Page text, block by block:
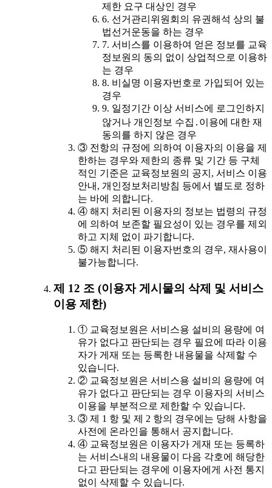
제한 요구 대상인 경우
6. 선거관리위원회의 유권해석 상의 불
법선거운동을 하는 경우
7. 서비스를 이용하여 얻은 정보를 교육
정보원의 동의 없이 상업적으로 이용하
는 경우
8. 비실명 이용자번호로 가입되어 있는
경우
9. 일정기간 이상 서비스에 로그인하지
않거나 개인정보 수집․이용에 대한 재
동의를 하지 않은 경우
③ 전항의 규정에 의하여 이용자의 이용을 제
한하는 경우와 제한의 종류 및 기간 등 구체
적인 기준은 교육정보원의 공지, 서비스 이용
안내, 개인정보처리방침 등에서 별도로 정하
는 바에 의합니다.
④ 해지 처리된 이용자의 정보는 법령의 규정
에 의하여 보존할 필요성이 있는 경우를 제외
하고 지체 없이 파기합니다.
⑤ 해지 처리된 이용자번호의 경우, 재사용이
불가능합니다.
제 12 조 (이용자 게시물의 삭제 및 서비스
이용 제한)
① 교육정보원은 서비스용 설비의 용량에 여
유가 없다고 판단되는 경우 필요에 따라 이용
자가 게재 또는 등록한 내용물을 삭제할 수
있습니다.
② 교육정보원은 서비스용 설비의 용량에 여
유가 없다고 판단되는 경우 이용자의 서비스
이용을 부분적으로 제한할 수 있습니다.
③ 제 1 항 및 제 2 항의 경우에는 당해 사항을
사전에 온라인을 통해서 공지합니다.
④ 교육정보원은 이용자가 게재 또는 등록하
는 서비스내의 내용물이 다음 각호에 해당한
다고 판단되는 경우에 이용자에게 사전 통지
없이 삭제할 수 있습니다.